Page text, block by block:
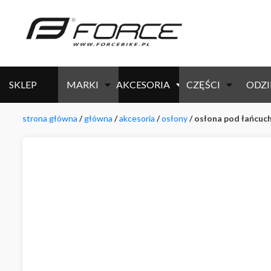
SKLEP MARKI AKCESORIA CZĘŚCI
strona główna /główna /akcesoria /osłony/ osłona pod